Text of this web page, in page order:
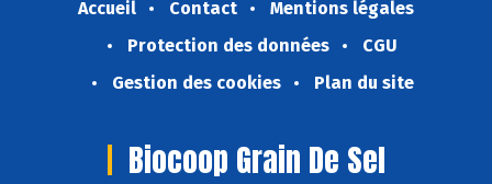
Accueil Contact
Mentions légales
Protection des données
CGU
Gestion des cookies
Plan du site
Biocoop Grain De Sel